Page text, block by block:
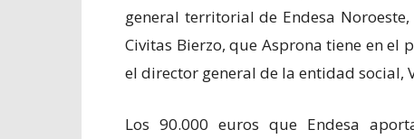
general territorial de Endesa
Civitas Bierzo, que Asprona tiene en
el director general de la entidad social,
Los 90.000 euros que Endesa